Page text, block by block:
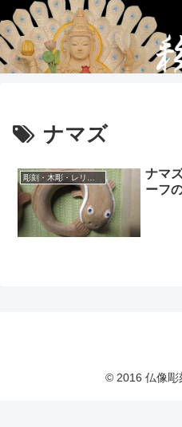
ナマズ
ナマ
ーフ
© 2016 仏像彫